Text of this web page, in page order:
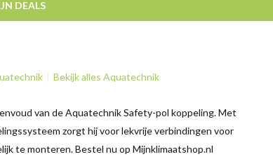
DEALS
Bekijk alles Aquatechnik
van de Aquatechnik Safety-pol koppeling. Met
zorgt hij voor lekvrije verbindingen voor
te monteren. Bestel nu op Mijnklimaatshop.nl